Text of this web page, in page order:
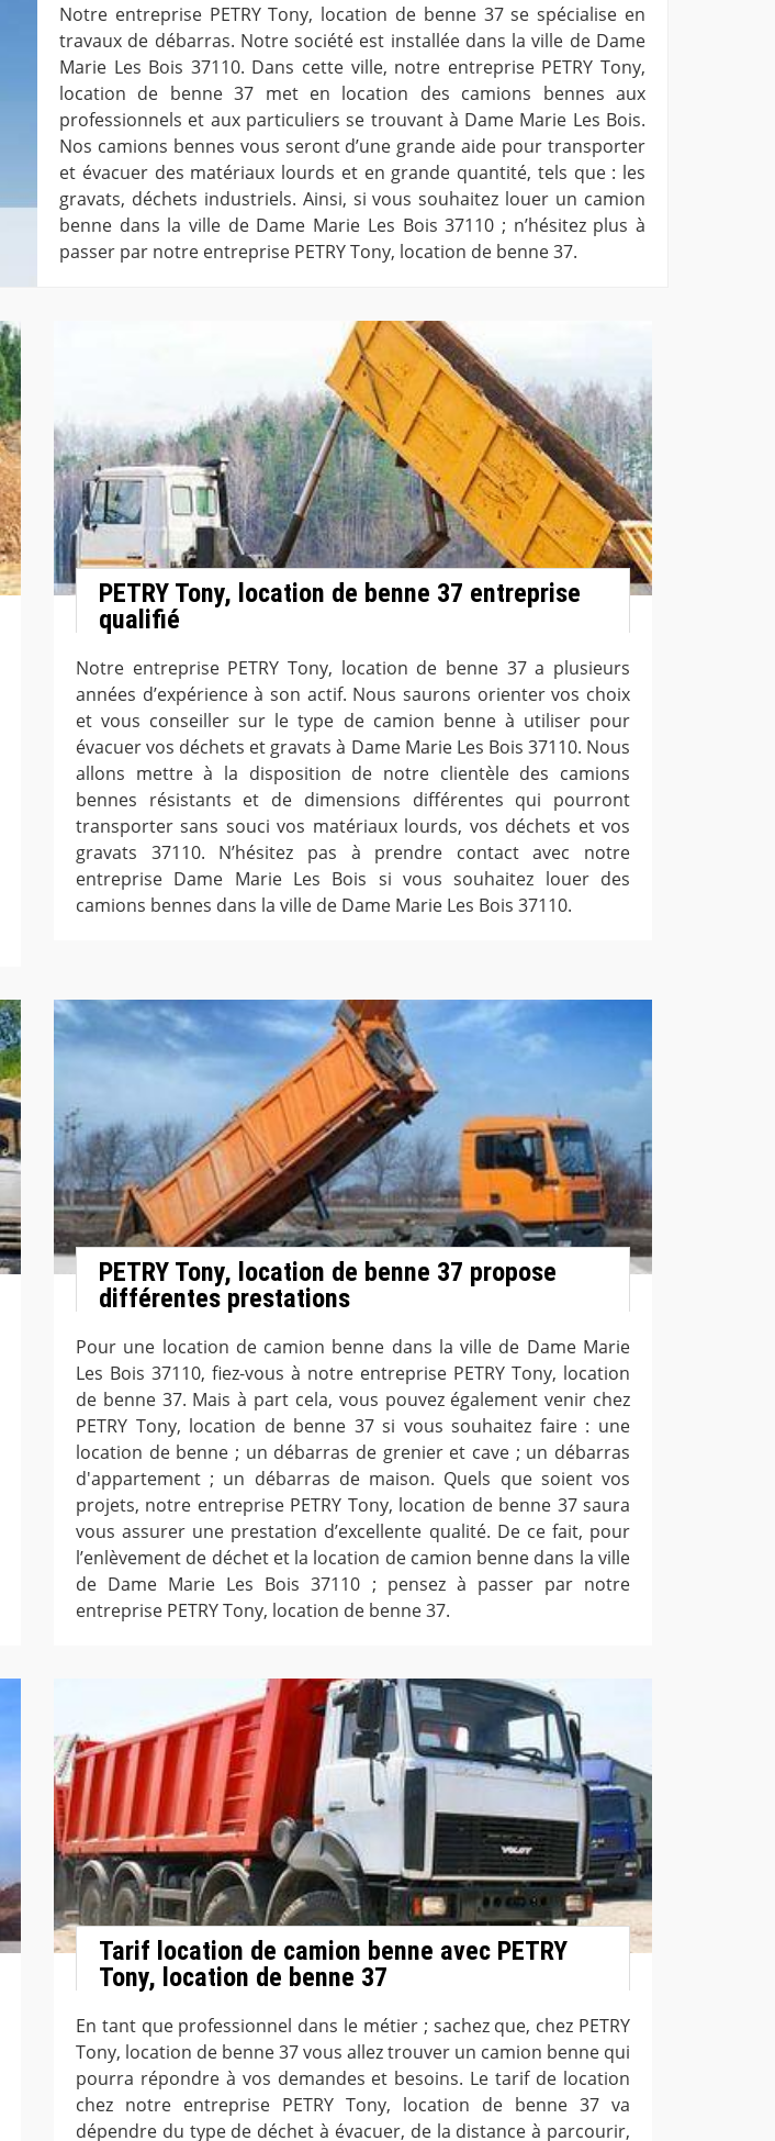
Notre entreprise PETRY Tony, location de benne 37 se spécialise en
travaux de débarras. Notre société est installée dans la ville de Dame
Marie Les Bois 37110. Dans cette ville, notre entreprise PETRY Tony,
location de benne 37 met en location des camions bennes aux
professionnels et aux particuliers se trouvant à Dame Marie Les Bois.
Nos camions bennes vous seront d’une grande aide pour transporter
et évacuer des matériaux lourds et en grande quantité, tels que : les
gravats, déchets industriels. Ainsi, si vous souhaitez louer un camion
benne dans la ville de Dame Marie Les Bois 37110 ; n’hésitez plus à
passer par notre entreprise PETRY Tony, location de benne 37.
PETRY Tony, location de benne 37 entreprise
qualifié
Notre entreprise PETRY Tony, location de benne 37 a plusieurs
années d’expérience à son actif. Nous saurons orienter vos choix
et vous conseiller sur le type de camion benne à utiliser pour
évacuer vos déchets et gravats à Dame Marie Les Bois 37110. Nous
allons mettre à la disposition de notre clientèle des camions
bennes résistants et de dimensions différentes qui pourront
transporter sans souci vos matériaux lourds, vos déchets et vos
gravats 37110. N’hésitez pas à prendre contact avec notre
entreprise Dame Marie Les Bois si vous souhaitez louer des
camions bennes dans la ville de Dame Marie Les Bois 37110.
PETRY Tony, location de benne 37 propose
différentes prestations
Pour une location de camion benne dans la ville de Dame Marie
Les Bois 37110, fiez-vous à notre entreprise PETRY Tony, location
de benne 37. Mais à part cela, vous pouvez également venir chez
PETRY Tony, location de benne 37 si vous souhaitez faire : une
location de benne ; un débarras de grenier et cave ; un débarras
d'appartement ; un débarras de maison. Quels que soient vos
projets, notre entreprise PETRY Tony, location de benne 37 saura
vous assurer une prestation d’excellente qualité. De ce fait, pour
l’enlèvement de déchet et la location de camion benne dans la ville
de Dame Marie Les Bois 37110 ; pensez à passer par notre
entreprise PETRY Tony, location de benne 37.
Tarif location de camion benne avec PETRY
Tony, location de benne 37
En tant que professionnel dans le métier ; sachez que, chez PETRY
Tony, location de benne 37 vous allez trouver un camion benne qui
pourra répondre à vos demandes et besoins. Le tarif de location
chez notre entreprise PETRY Tony, location de benne 37 va
dépendre du type de déchet à évacuer, de la distance à parcourir,